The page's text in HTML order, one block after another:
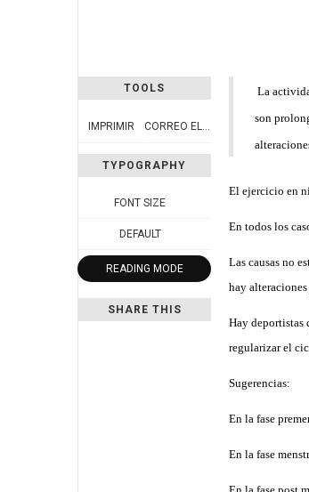
TOOLS
IMPRIMIR CORREO ELECTRÓNICO
TYPOGRAPHY
FONT SIZE
DEFAULT
READING MODE
SHARE THIS
La
son
El ejercicio en
En todos los
Las causas no
hay
Hay deportistas
regularizar el
Sugerencias:
En la fase
En la fase